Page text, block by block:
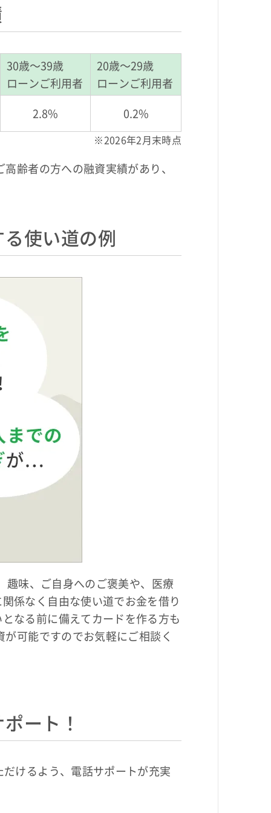
30歳～39歳
ローンご利用者
20歳～29歳
ローンご利用者
2.8%
0.2%
※2026年2月末時点
齢者の方への融資実績があり、
使い道の例
趣味、ご自身へのご褒美や、医療
係なく自由な使い道でお金を借り
なる前に備えてカードを作る方も
可能ですのでお気軽にご相談く
ート！
けるよう、電話サポートが充実